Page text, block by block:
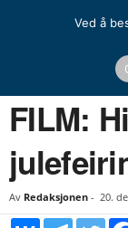
EUROPEISK
FILM:
Av Redaksjonen - 20.
Ved å